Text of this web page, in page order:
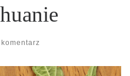
komentarz